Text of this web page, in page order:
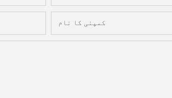
کمپنی کا نام